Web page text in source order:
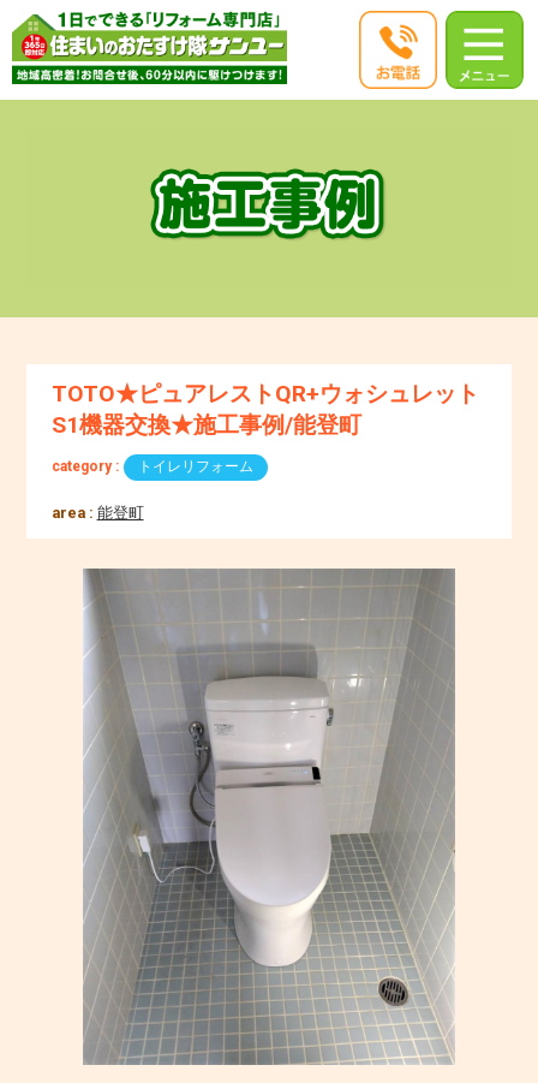
TOTO★ピュアレストQR+ウォシュレット
S1機器交換★施工事例/能登町
category : トイレリフォーム
area : 能登町